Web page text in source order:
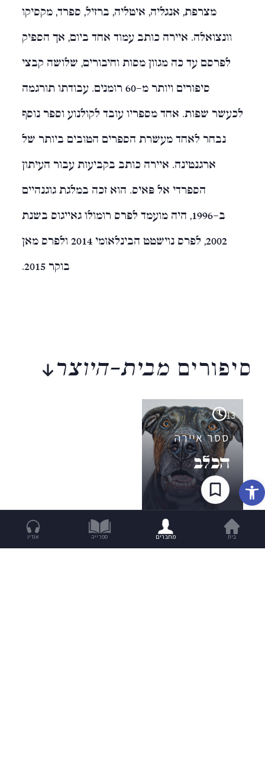
פתח סרגל נגישות
מצרפת, אנגליה, איטליה, ברזיל, ספרד, מקסיקו
וונצואלה. איירה כותב עמוד אחד ביום, אך הספיק
לפרסם עד כה מגוון מסות וחיבורים, שלושה קבצי
סיפורים ויותר מ-60 רומנים. עבודתו תורגמה
לכעשר שפות. אחד מספריו עובד לקולנוע וספר נוסף
נבחר לאחד מעשרת הספרים הטובים ביותר של
ארגנטינה. איירה כותב בקביעות עבור העיתון
הספרדי אֶל פּאִיס. הוא זכה במלגת גוגנהיים
ב-1996, היה מועמד לפרס רומולו גאייגוס בשנת
2002, לפרס נוישטט הבינלאומי 2014 ולפרס מאן
בוקר 2015.
סיפורים מבית-היוצר
13
ססר איירה
הכלב
בית מחברים ספרייה אודיו